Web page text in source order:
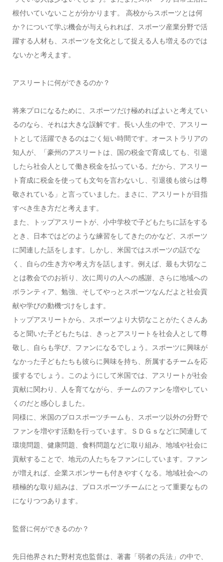
根付いていないことが分かります。 高校からスポーツとは何
か？について学ぶ機会が与えられれば、スポーツ産業分野で活
躍する人材も、スポーツを文化として捉える人も増えるのでは
ないかと考えます。
アスリートに何ができるのか？
将来プロになるために、スポーツだけ極めればよいと考えてい
るのなら、それは大きな誤解です。長い人生の中で、アスリー
トとして活躍できるのはごく短い時間です。オーストラリアの
知人が、「豪州のアスリートは、国の税金で育成しても、引退
したら社会人として働き税金を払っている。だから、アスリー
ト育成に税金を使っても文句を言わないし、引退後も彼らは尊
敬されている」と言っていました。まさに、アスリートが目指
すべき生き方だと考えます。
また、トップアスリートが、小中学校で子どもたちに話をする
とき、日本ではどのような練習をしてきたのかなど、スポーツ
に関連した話をします。しかし、米国ではスポーツの話でな
く、自らの生き方や考え方を話します。例えば、最も大切なこ
とは教会でのお祈り、次に周りの人への感謝、さらに地域への
ボランティア、勉強、そしてやっとスポーツなんだよと社会貢
献や学びの動機づけをします。
トップアスリートから、スポーツより大切なことがたくさんあ
ると聞いた子どもたちは、きっとアスリートを社会人として尊
敬し、自らも学び、ファンになるでしょう。スポーツに興味が
なかった子どもたちも彼らに興味を持ち、所属するチームを応
援するでしょう。このようにして米国では、アスリートが社会
貢献に関わり、人を育てながら、チームのファンを増やしてい
くのだと感心しました。
同様に、米国のプロスポーツチームも、スポーツ以外の分野で
ファンを増やす活動を行っています。ＳＤＧｓなどに関連して
環境問題、健康問題、食料問題などに取り組み、地域や社会に
貢献することで、地元の人たちをファンにしています。ファン
が増えれば、企業スポンサーも付きやすくなる。地域社会への
積極的な取り組みは、プロスポーツチームにとって重要なもの
になりつつあります。
監督に何ができるのか？
先日他界された野村克也監督は、著書「弱者の兵法」の中で、